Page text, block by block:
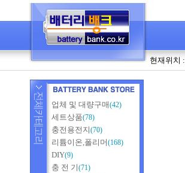
현재위치 :
업체 및 대량구매(42)
세트상품(78)
충전용전지(70)
리튬이온,폴리머(168)
DIY(9)
충 전 기(71)